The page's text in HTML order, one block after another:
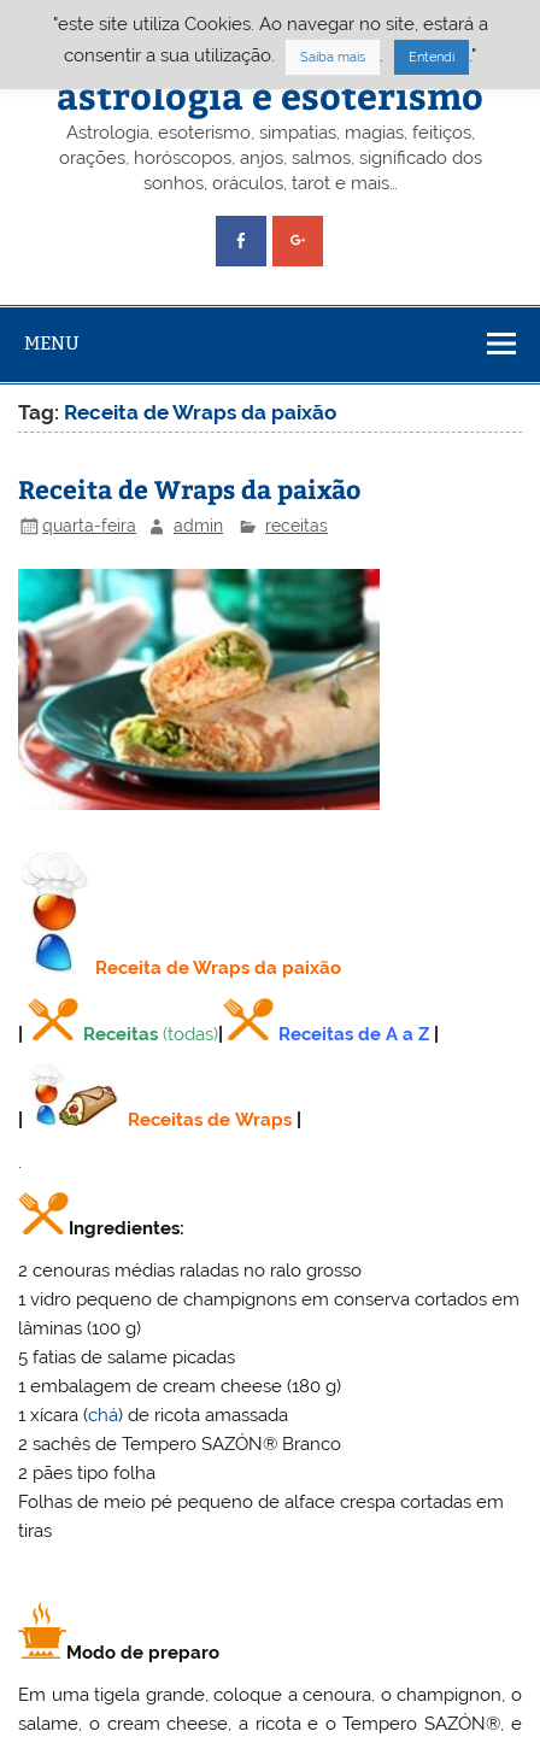
Portal A&E – Portal
astrologia e esoterismo
Astrologia, esoterismo, simpatias, magias, feitiços,
orações, horóscopos, anjos, salmos, significado dos
sonhos, oráculos, tarot e mais…
MENU
Tag: Receita de Wraps da paixão
Receita de Wraps da paixão
quarta-feira admin receitas
Receitade Wraps da paixão
Receitas (todas) Receitas de A a Z
Receitas de Wraps
.
Ingredientes:
2 cenouras médias raladas no ralo grosso
1 vidro pequeno de champignons em conserva cortados em
lâminas (100 g)
5 fatias de salame picadas
1 embalagem de cream cheese (180 g)
1 xícara (chá) de ricota amassada
2 sachês de Tempero SAZÓN® Branco
2 pães tipo folha
Folhas de meio pé pequeno de alface crespa cortadas em
tiras
Modo de preparo
Em uma tigela grande, coloque a cenoura, o champignon, o
salame, o cream cheese, a ricota e o Tempero SAZÓN®, e
"este site utiliza Cookies. Ao navegar no site, estará a
consentir a sua utilização.
Saiba mais Entendi ."